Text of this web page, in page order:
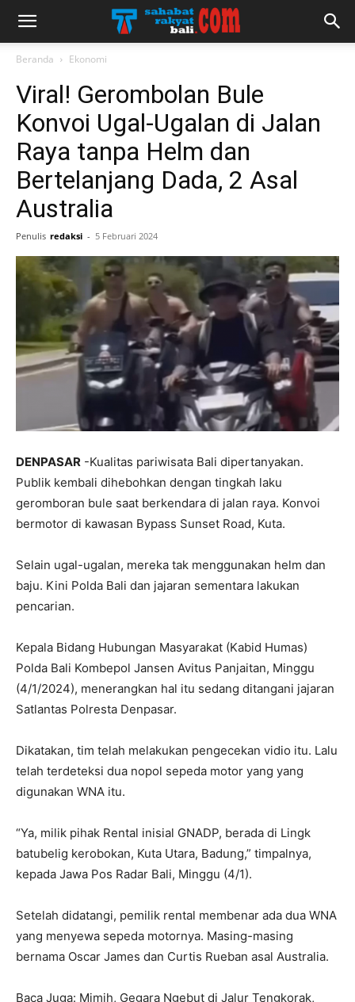
Beranda Ekonomi
Viral! Gerombolan Bule
Konvoi Ugal-Ugalan di Jalan
Raya tanpa Helm dan
Bertelanjang Dada, 2 Asal
Australia
Penulis redaksi - 5 Februari 2024
DENPASAR -Kualitas pariwisata Bali dipertanyakan.
Publik kembali dihebohkan dengan tingkah laku
geromboran bule saat berkendara di jalan raya. Konvoi
bermotor di kawasan Bypass Sunset Road, Kuta.
Selain ugal-ugalan, mereka tak menggunakan helm dan
baju. Kini Polda Bali dan jajaran sementara lakukan
pencarian.
Kepala Bidang Hubungan Masyarakat (Kabid Humas)
Polda Bali Kombepol Jansen Avitus Panjaitan, Minggu
(4/1/2024), menerangkan hal itu sedang ditangani jajaran
Satlantas Polresta Denpasar.
Dikatakan, tim telah melakukan pengecekan vidio itu. Lalu
telah terdeteksi dua nopol sepeda motor yang yang
digunakan WNA itu.
“Ya, milik pihak Rental inisial GNADP, berada di Lingk
batubelig kerobokan, Kuta Utara, Badung,” timpalnya,
kepada Jawa Pos Radar Bali, Minggu (4/1).
Setelah didatangi, pemilik rental membenar ada dua WNA
yang menyewa sepeda motornya. Masing-masing
bernama Oscar James dan Curtis Rueban asal Australia.
Baca Juga: Mimih, Gegara Ngebut di Jalur Tengkorak,